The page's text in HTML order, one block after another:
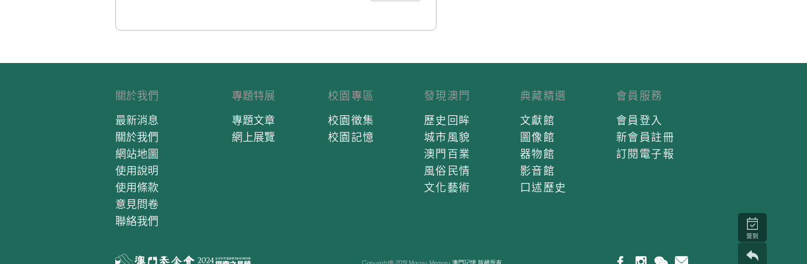
關於我們
最新消息
關於我們
網站地圖
使用說明
使用條款
意見問卷
聯絡我們
專題特展
專題文章
網上展覽
校園專區
校園徵集
校園記憶
發現澳門
歷史回眸
城市風貌
澳門百業
風俗民情
文化藝術
典藏精選
文獻館
圖像館
器物館
影音館
口述歷史
會員服務
會員登入
新會員註冊
訂閱電子報
Copyright© 2019 Macau Memory 澳門記憶 版權所有
簽到